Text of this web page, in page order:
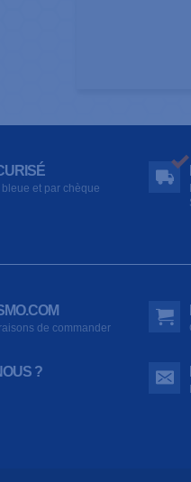
et par chèque
de commander
?